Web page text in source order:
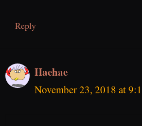
Reply
Haehae
November 23, 2018 at